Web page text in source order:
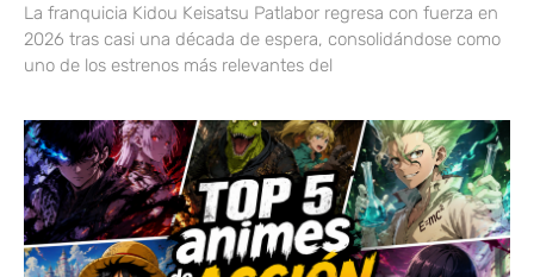
La franquicia Kidou Keisatsu Patlabor regresa con fuerza en
2026 tras casi una década de espera, consolidándose como
uno de los estrenos más relevantes del